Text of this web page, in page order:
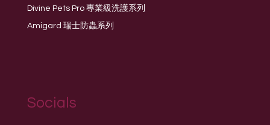
Divine Pets Pro 專業級洗護系列
Amigard 瑞士防蟲系列
Socials